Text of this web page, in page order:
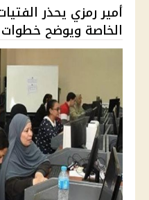
أمير رمزي يحذر
الخاصة ويوضح خطوات